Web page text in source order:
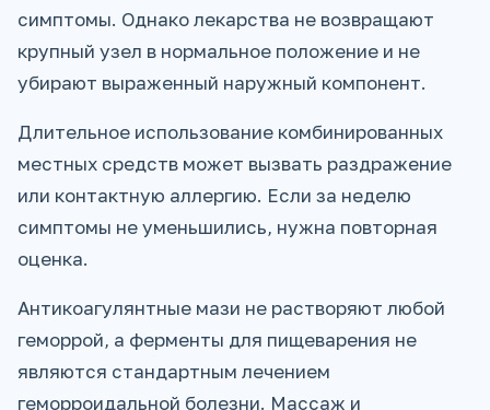
симптомы. Однако лекарства не возвращают
крупный узел в нормальное положение и не
убирают выраженный наружный компонент.
Длительное использование комбинированных
местных средств может вызвать раздражение
или контактную аллергию. Если за неделю
симптомы не уменьшились, нужна повторная
оценка.
Антикоагулянтные мази не растворяют любой
геморрой, а ферменты для пищеварения не
являются стандартным лечением
геморроидальной болезни. Массаж и